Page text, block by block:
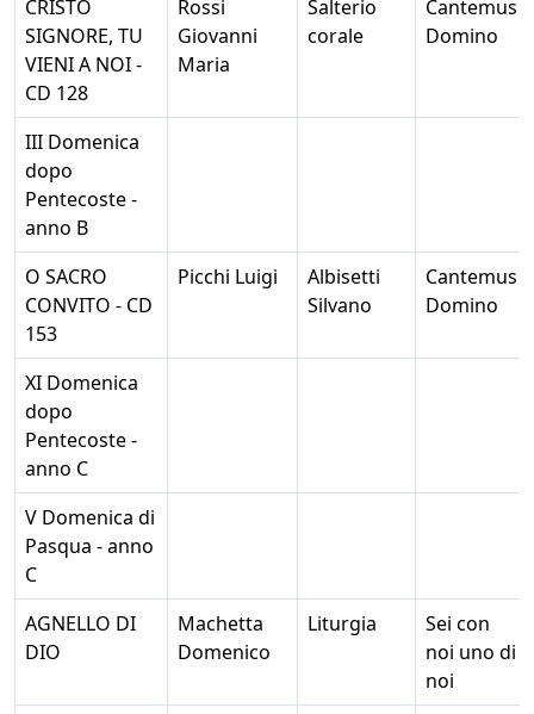
CRISTO
SIGNORE, TU
VIENI A NOI -
CD 128
Rossi
Giovanni
Maria
Salterio
corale
Cantemus
Domino
III Domenica
dopo
Pentecoste -
anno B
O SACRO
CONVITO - CD
153
Picchi Luigi
Albisetti
Silvano
Cantemus
Domino
XI Domenica
dopo
Pentecoste -
anno C
V Domenica di
Pasqua - anno
C
AGNELLO DI
DIO
Machetta
Domenico
Liturgia
Sei con
noi uno di
noi